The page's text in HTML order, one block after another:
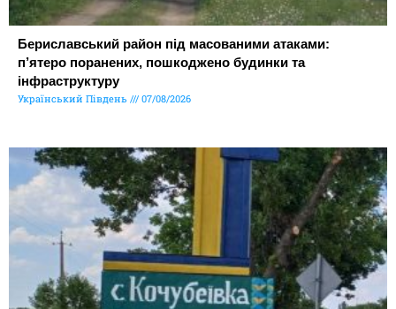
Бериславський район під масованими атаками:
п’ятеро поранених, пошкоджено будинки та
інфраструктуру
Український Південь 07/08/2026